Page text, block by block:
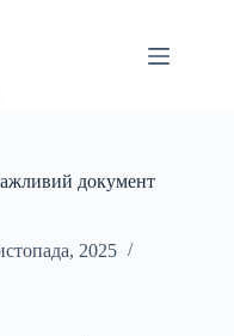
документ
2025